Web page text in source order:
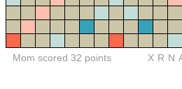
Mom scored 32 points